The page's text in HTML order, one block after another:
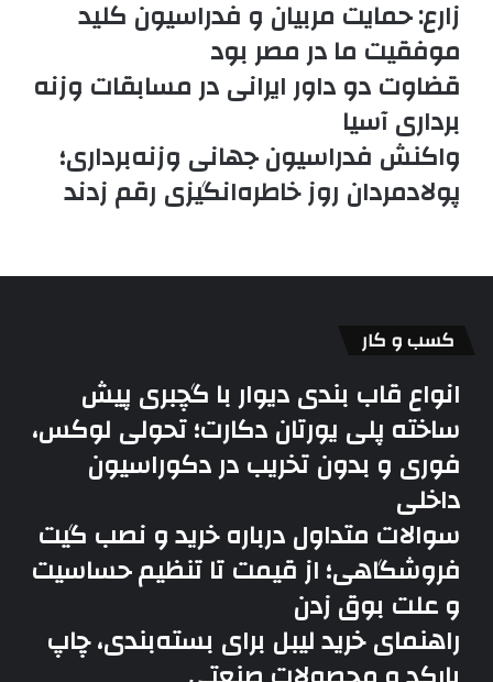
زارع: حمایت مربیان و فدراسیون کلید
موفقیت ما در مصر بود
قضاوت دو داور ایرانی در مسابقات وزنه
برداری آسیا
واکنش فدراسیون جهانی وزنه‌برداری؛
پولادمردان روز خاطره‌انگیزی رقم زدند
کسب و کار
انواع قاب بندی دیوار با گچبری پیش
ساخته پلی یورتان دکارت؛ تحولی لوکس،
فوری و بدون تخریب در دکوراسیون
داخلی
سوالات متداول درباره خرید و نصب گیت
فروشگاهی؛ از قیمت تا تنظیم حساسیت
و علت بوق زدن
راهنمای خرید لیبل برای بسته‌بندی، چاپ